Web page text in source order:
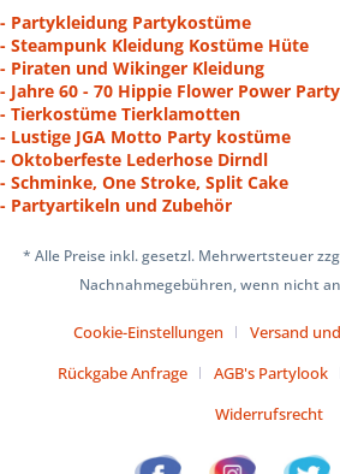
- Partykleidung Partykostüme
- Steampunk Kleidung Kostüme Hüte
- Piraten und Wikinger Kleidung
- Jahre 60 - 70 Hippie Flower Power Party
- Tierkostüme Tierklamotten
- Lustige JGA Motto Party kostüme
- Oktoberfeste Lederhose Dirndl
- Schminke, One Stroke, Split Cake
- Partyartikeln und Zubehör
* Alle Preise inkl. gesetzl. Mehrwertsteuer
Nachnahmegebühren, wenn nicht
Cookie-Einstellungen
Versand
Rückgabe Anfrage
AGB's Partylook
Widerrufsrecht